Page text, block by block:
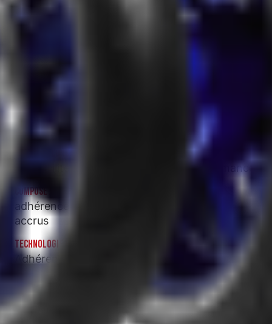
SPIRIT ST
DERNIÈRE CONCEPTION DE LA TECHNOLOGIE DE CONSTRUCTION
Maniabilité et stabilité ultra haute performance
COMPOSÉ À DOUBLE BANDE DE ROULEMENT DE POINTE
adhérence sur sol mouillé et kilométrage
accrus
TECHNOLOGIE DE LAMELLES 3D
Adhérence complète améliorée